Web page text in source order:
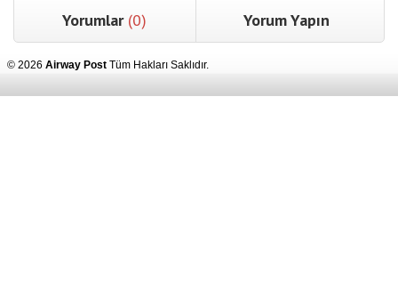
Yorumlar (0) Yorum Yapın
© 2026 Airway Post Tüm Hakları Saklıdır.